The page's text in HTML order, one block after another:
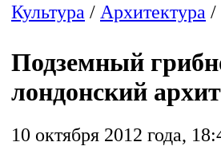
Культура / Архитектура /
Подземный
лондонский
10 октября 2012 года,